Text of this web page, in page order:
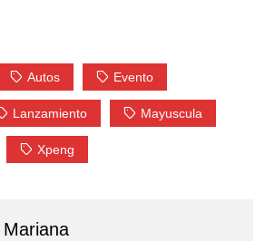
Autos Evento
Lanzamiento Mayuscula
Xpeng
Mariana